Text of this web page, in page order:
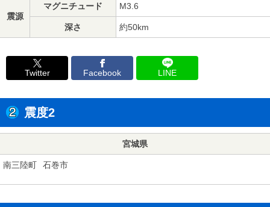
震源
マグニチュード M3.6
深さ 約50km
Twitter Facebook LINE
震度2
宮城県
南三陸町 石巻市